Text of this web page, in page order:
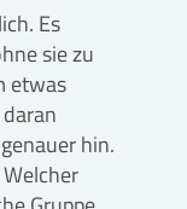
Es
sie zu
etwas
hin.